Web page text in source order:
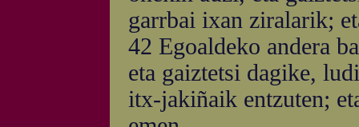
garrbai ixan ziralarik;
42 Egoaldeko andera
eta gaiztetsi dagike,
itx-jakiñaik entzuten;